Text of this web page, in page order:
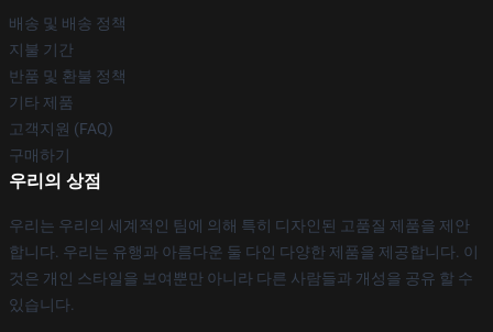
배송 및 배송 정책
지불 기간
반품 및 환불 정책
기타 제품
고객지원 (FAQ)
구매하기
우리의 상점
우리는 우리의 세계적인 팀에 의해 특히 디자인된 고품질 제품을 제안
합니다. 우리는 유행과 아름다운 둘 다인 다양한 제품을 제공합니다. 이
것은 개인 스타일을 보여뿐만 아니라 다른 사람들과 개성을 공유 할 수
있습니다.